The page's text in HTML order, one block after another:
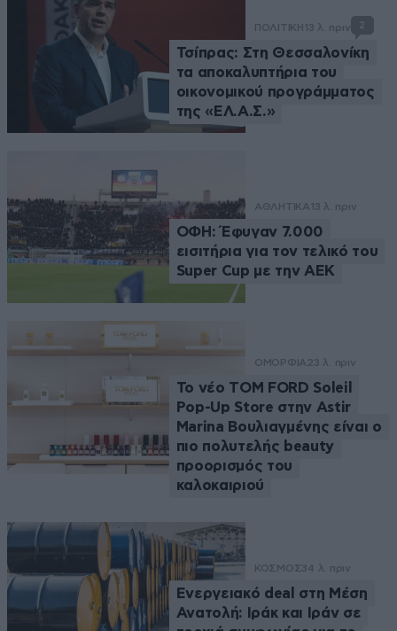
ΠΟΛΙΤΙΚΗ 13 λ. πριν 2
Τσίπρας: Στη Θεσσαλονίκη
τα αποκαλυπτήρια του
οικονομικού προγράμματος
της «ΕΛ.Α.Σ.»
ΑΘΛΗΤΙΚΑ 13 λ. πριν
ΟΦΗ: Έφυγαν 7.000
εισιτήρια για τον τελικό του
Super Cup με την ΑΕΚ
ΟΜΟΡΦΙΑ23 λ. πριν
Το νέο TOM FORD Soleil
Pop-Up Store στην Astir
Marina Βουλιαγμένης είναι ο
πιο πολυτελής beauty
προορισμός του
καλοκαιριού
ΚΟΣΜΟΣ34 λ. πριν
Ενεργειακό deal στη Μέση
Ανατολή: Ιράκ και Ιράν σε